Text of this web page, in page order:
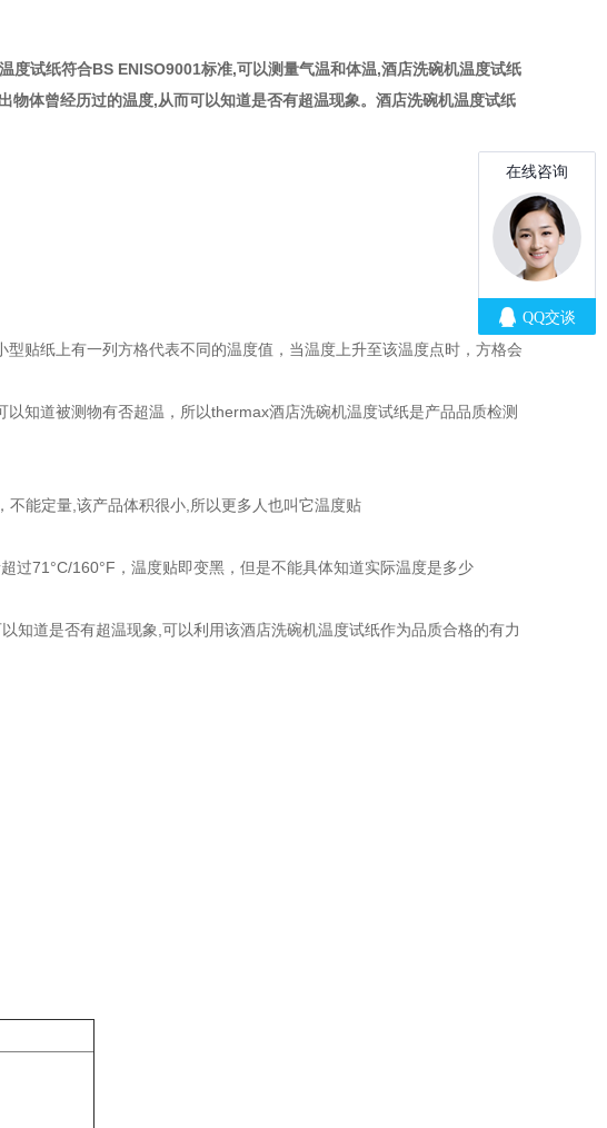
试纸符合BS ENISO9001标准,可以测量气温和体温,酒店洗碗机温度试纸
体曾经历过的温度,从而可以知道是否有超温现象。酒店洗碗机温度试纸
贴纸上有一列方格代表不同的温度值，当温度上升至该温度点时，方格会
知道被测物有否超温，所以thermax酒店洗碗机温度试纸是产品品质检测
能定量,该产品体积很小,所以更多人也叫它温度贴
过71°C/160°F，温度贴即变黑，但是不能具体知道实际温度是多少
知道是否有超温现象,可以利用该酒店洗碗机温度试纸作为品质合格的有力